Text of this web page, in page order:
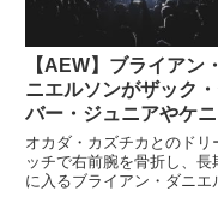
【AEW】ブライアン
ニエルソンがザック
バー・ジュニアやケ
オメガ、サモア・ジ
の対戦を希望
オカダ・カズチカとのドリ
ッチで右前腕を骨折し、長
に入るブライアン・ダニエ